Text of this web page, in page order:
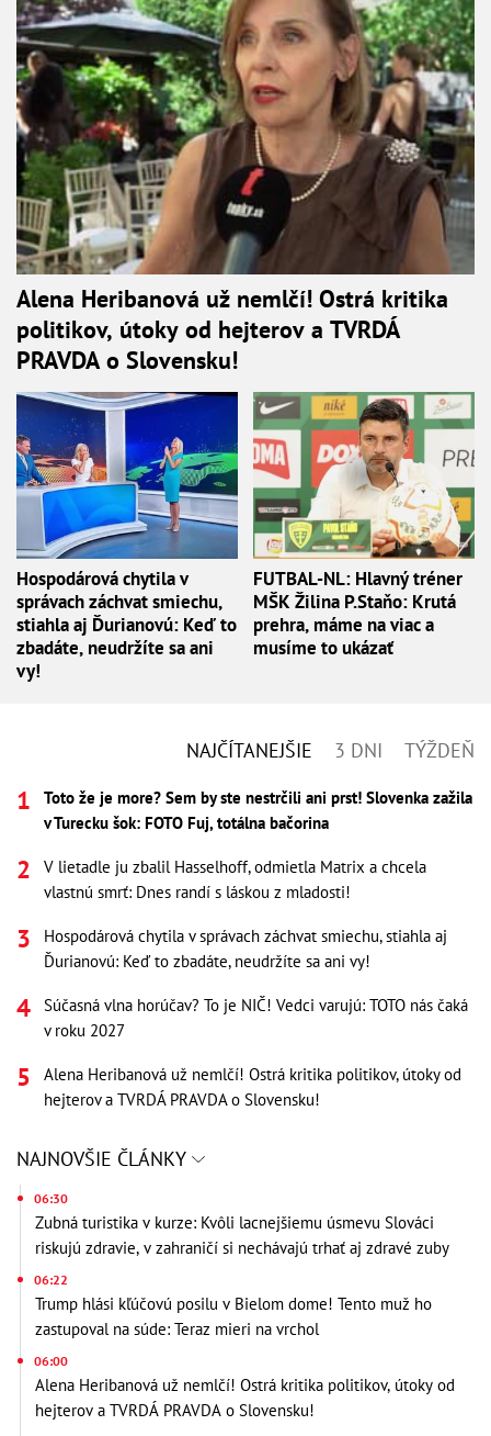
Alena Heribanová už nemlčí! Ostrá kritika
politikov, útoky od hejterov a TVRDÁ
PRAVDA o Slovensku!
Hospodárová chytila v
správach záchvat smiechu,
stiahla aj Ďurianovú: Keď to
zbadáte, neudržíte sa ani
vy!
FUTBAL-NL: Hlavný tréner
MŠK Žilina P.Staňo: Krutá
prehra, máme na viac a
musíme to ukázať
NAJČÍTANEJŠIE 3 DNI TÝŽDEŇ
Toto že je more? Sem by ste nestrčili ani prst! Slovenka zažila
v Turecku šok: FOTO Fuj, totálna bačorina
V lietadle ju zbalil Hasselhoff, odmietla Matrix a chcela
vlastnú smrť: Dnes randí s láskou z mladosti!
Hospodárová chytila v správach záchvat smiechu, stiahla aj
Ďurianovú: Keď to zbadáte, neudržíte sa ani vy!
Súčasná vlna horúčav? To je NIČ! Vedci varujú: TOTO nás čaká
v roku 2027
Alena Heribanová už nemlčí! Ostrá kritika politikov, útoky od
hejterov a TVRDÁ PRAVDA o Slovensku!
NAJNOVŠIE ČLÁNKY
06:30
Zubná turistika v kurze: Kvôli lacnejšiemu úsmevu Slováci
riskujú zdravie, v zahraničí si nechávajú trhať aj zdravé zuby
06:22
Trump hlási kľúčovú posilu v Bielom dome! Tento muž ho
zastupoval na súde: Teraz mieri na vrchol
06:00
Alena Heribanová už nemlčí! Ostrá kritika politikov, útoky od
hejterov a TVRDÁ PRAVDA o Slovensku!